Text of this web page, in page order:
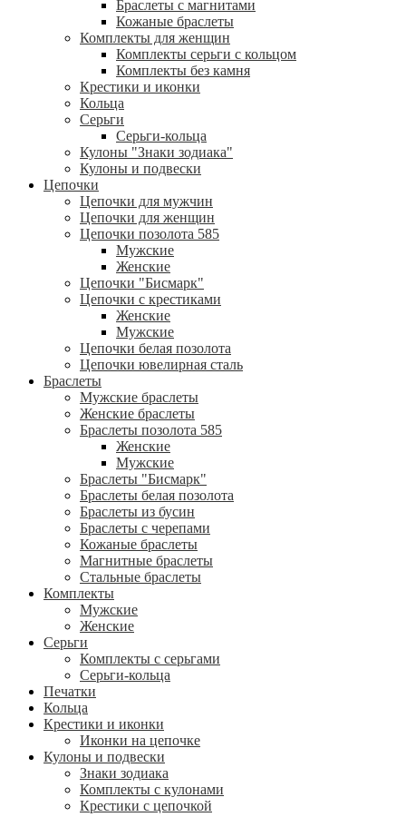
Браслеты с магнитами
Кожаные браслеты
Комплекты для женщин
Комплекты серьги с кольцом
Комплекты без камня
Крестики и иконки
Кольца
Серьги
Серьги-кольца
Кулоны "Знаки зодиака"
Кулоны и подвески
Цепочки
Цепочки для мужчин
Цепочки для женщин
Цепочки позолота 585
Мужские
Женские
Цепочки "Бисмарк"
Цепочки с крестиками
Женские
Мужские
Цепочки белая позолота
Цепочки ювелирная сталь
Браслеты
Мужские браслеты
Женские браслеты
Браслеты позолота 585
Женские
Мужские
Браслеты "Бисмарк"
Браслеты белая позолота
Браслеты из бусин
Браслеты с черепами
Кожаные браслеты
Магнитные браслеты
Стальные браслеты
Комплекты
Мужские
Женские
Серьги
Комплекты с серьгами
Серьги-кольца
Печатки
Кольца
Крестики и иконки
Иконки на цепочке
Кулоны и подвески
Знаки зодиака
Комплекты с кулонами
Крестики с цепочкой